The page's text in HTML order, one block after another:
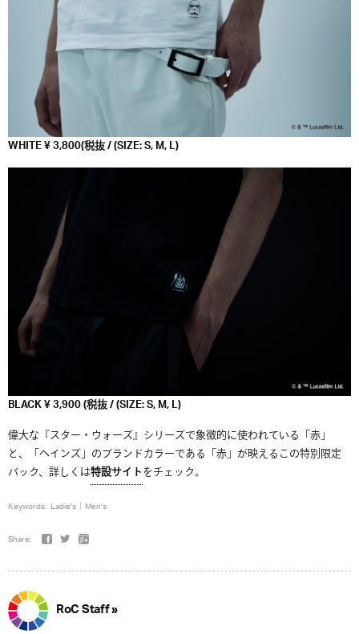
WHITE ¥ 3,800(税抜 / (SIZE: S, M, L)
BLACK ¥ 3,900 (税抜 / (SIZE: S, M, L)
偉大な『スター・ウォーズ』シリーズで象徴的に使われている「赤」
と、「ヘインズ」のブランドカラーである「赤」が映えるこの特別限定
パック、詳しくは特設サイトをチェック。
Keywords: Ladie's Men's
Share:
RoC Staff »